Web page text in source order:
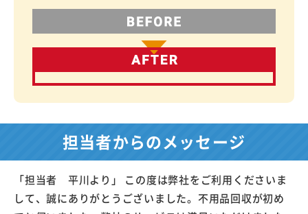
担当者からのメッセージ
「担当者 平川より」 この度は弊社をご利用くださいま
して、誠にありがとうございました。不用品回収が初め